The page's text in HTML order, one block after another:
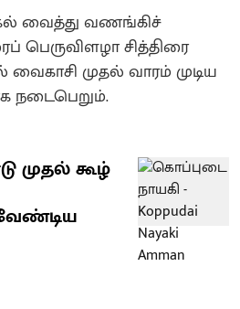
வைத்து வணங்கிச்
பெருவிளழா சித்திரை
முதல் வாரம் முடிய
நடைபெறும்.
முதல் கூழ்